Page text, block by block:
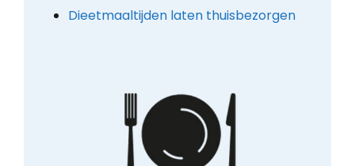
Dieetmaaltijden laten thuisbezorgen